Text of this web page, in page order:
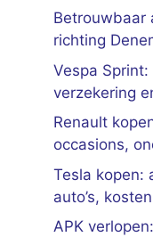
Betrouwbaar
richting
Vespa
verzekering
Renault
occasions,
Tesla kopen:
auto’s,
APK